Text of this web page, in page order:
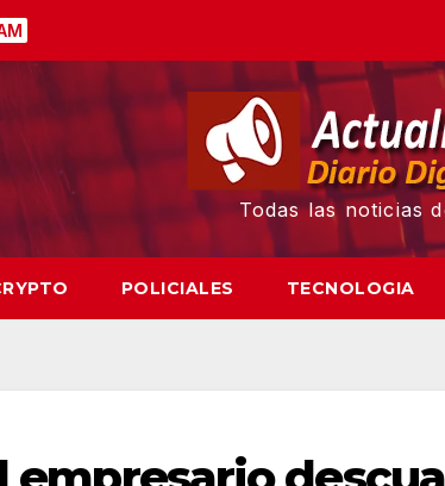
Todas las noticias
POLICIALES TECNOLOGIA